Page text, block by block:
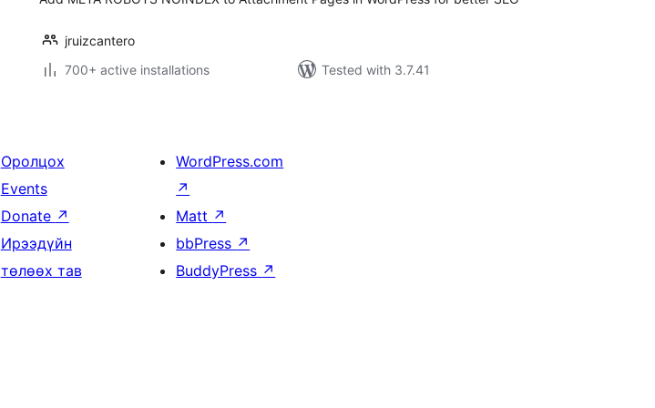
jruizcantero
700+ active installations
Tested with 3.7.41
Оролцох
Events
Donate ↗
Ирээдүйн
төлөөх тав
WordPress.com
↗
Matt ↗
bbPress ↗
BuddyPress ↗